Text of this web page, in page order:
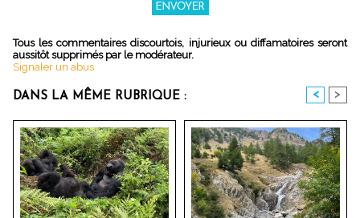
Tous les commentaires discourtois, injurieux ou diffamatoires seront
aussitôt supprimés par le modérateur.
Signaler un abus
DANS LA MÊME RUBRIQUE : < >